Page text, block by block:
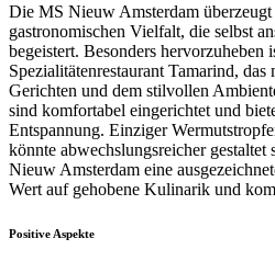
Die MS Nieuw Amsterdam überzeugt
gastronomischen Vielfalt, die selbst
begeistert. Besonders hervorzuheben
Spezialitätenrestaurant Tamarind, das
Gerichten und dem stilvollen
sind komfortabel eingerichtet und
Entspannung. Einziger
könnte abwechslungsreicher gestaltet
Nieuw Amsterdam eine
Wert auf gehobene Kulinarik und
Positive Aspekte